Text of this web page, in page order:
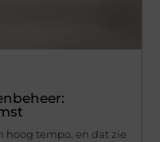
hoog tempo, en dat zie